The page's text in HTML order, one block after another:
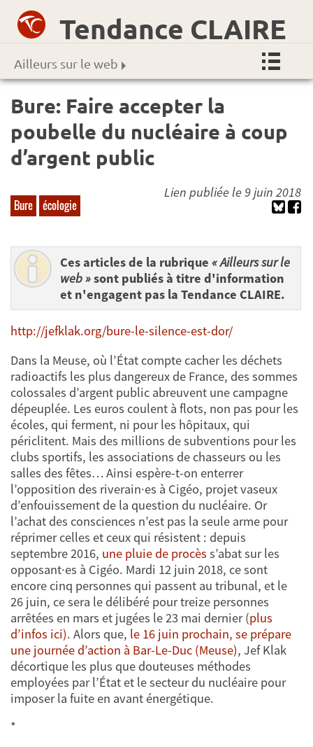
Tendance CLAIRE
Ailleurs sur le web
Bure: Faire accepter la
poubelle du nucléaire à coup
d’argent public
Bure écologie
Lien publiée le 9 juin 2018
Ces articles de la rubrique « Ailleurs sur le
web »sont publiés à titre d'information
et n'engagent pas la Tendance CLAIRE.
http://jefklak.org/bure-le-silence-est-dor/
Dans la Meuse, où l’État compte cacher les déchets
radioactifs les plus dangereux de France, des sommes
colossales d’argent public abreuvent une campagne
dépeuplée. Les euros coulent à flots, non pas pour les
écoles, qui ferment, ni pour les hôpitaux, qui
périclitent. Mais des millions de subventions pour les
clubs sportifs, les associations de chasseurs ou les
salles des fêtes… Ainsi espère-t-on enterrer
l’opposition des riverain·es à Cigéo, projet vaseux
d’enfouissement de la question du nucléaire. Or
l’achat des consciences n’est pas la seule arme pour
réprimer celles et ceux qui résistent : depuis
septembre 2016, une pluie de procès s’abat sur les
opposant·es à Cigéo. Mardi 12 juin 2018, ce sont
encore cinq personnes qui passent au tribunal, et le
26 juin, ce sera le délibéré pour treize personnes
arrêtées en mars et jugées le 23 mai dernier (plus
d’infos ici). Alors que, le 16 juin prochain, se prépare
une journée d’action à Bar-Le-Duc (Meuse), Jef Klak
décortique les plus que douteuses méthodes
employées par l’État et le secteur du nucléaire pour
imposer la fuite en avant énergétique.
*